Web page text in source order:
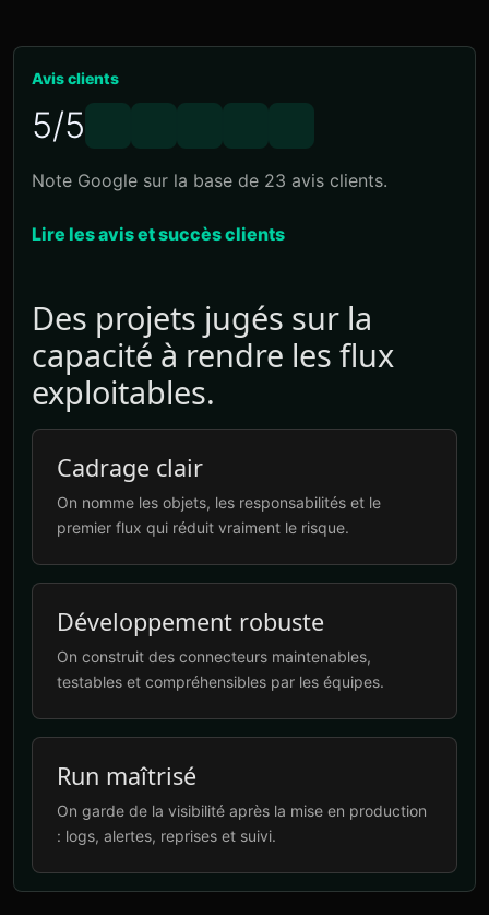
Avis clients
5/5
Note Google sur la base de 23 avis clients.
Lire les avis et succès clients
Des projets jugés sur la
capacité à rendre les flux
exploitables.
Cadrage clair
On nomme les objets, les responsabilités et le
premier flux qui réduit vraiment le risque.
Développement robuste
On construit des connecteurs maintenables,
testables et compréhensibles par les équipes.
Run maîtrisé
On garde de la visibilité après la mise en production
: logs, alertes, reprises et suivi.